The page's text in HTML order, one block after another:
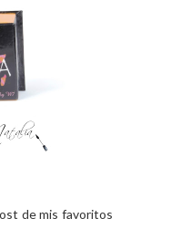
de mis favoritos